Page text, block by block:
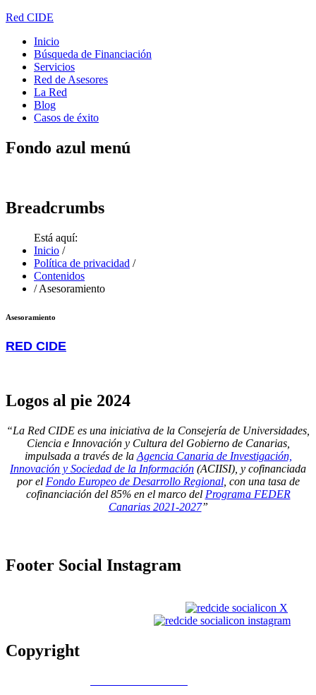
Red CIDE
Inicio
Búsqueda de Financiación
Servicios
Red de Asesores
La Red
Blog
Casos de éxito
Fondo azul menú
Breadcrumbs
Está aquí:
Inicio /
Política de privacidad /
Contenidos
/ Asesoramiento
Asesoramiento
RED CIDE
Logos al pie 2024
“La Red CIDE es una iniciativa de la Consejería de Universidades,
Ciencia e Innovación y Cultura del Gobierno de Canarias,
impulsada a través de la Agencia Canaria de Investigación,
Innovación y Sociedad de la Información (ACIISI), y cofinanciada
por el Fondo Europeo de Desarrollo Regional, con una tasa de
cofinanciación del 85% en el marco del Programa FEDER
Canarias 2021-2027”
Footer Social Instagram
Copyright